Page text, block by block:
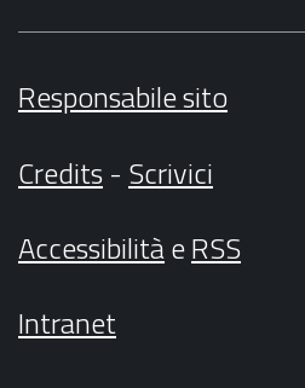
Responsabile sito
Credits- Scrivici
AccessibilitàeRSS
Intranet